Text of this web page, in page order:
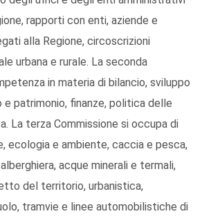
rapporti con enti, aziende e
alla Regione, circoscrizioni
urbana e rurale. La seconda
in materia di bilancio, sviluppo
e patrimonio, finanze, politica delle
La terza Commissione si occupa di
ecologia e ambiente, caccia e pesca,
acque minerali e termali,
del territorio, urbanistica,
tramvie e linee automobilistiche di